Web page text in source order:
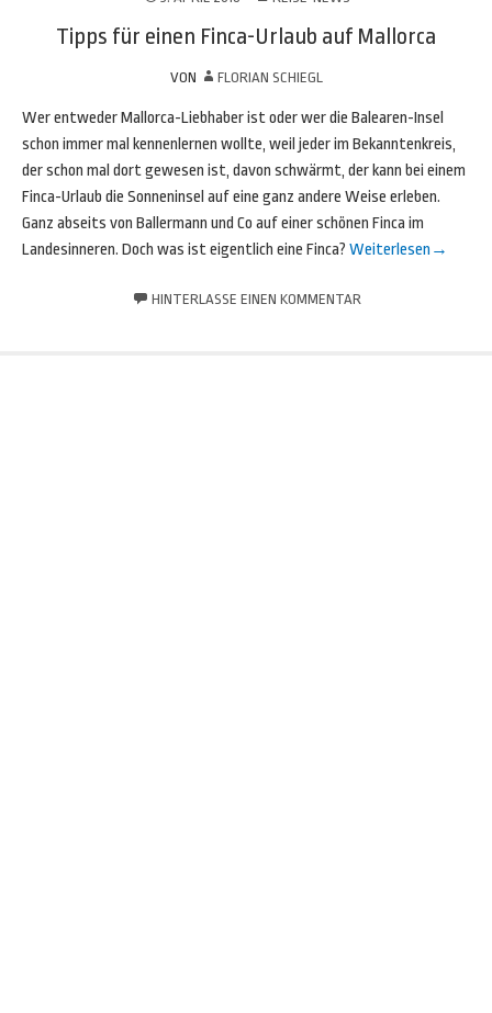
Tipps für einen Finca-Urlaub auf Mallorca
VON FLORIAN SCHIEGL
Wer entweder Mallorca-Liebhaber ist oder wer die Balearen-Insel
schon immer mal kennenlernen wollte, weil jeder im Bekanntenkreis,
der schon mal dort gewesen ist, davon schwärmt, der kann bei einem
Finca-Urlaub die Sonneninsel auf eine ganz andere Weise erleben.
Ganz abseits von Ballermann und Co auf einer schönen Finca im
Landesinneren. Doch was ist eigentlich eine Finca? Weiterlesen →
HINTERLASSE EINEN KOMMENTAR